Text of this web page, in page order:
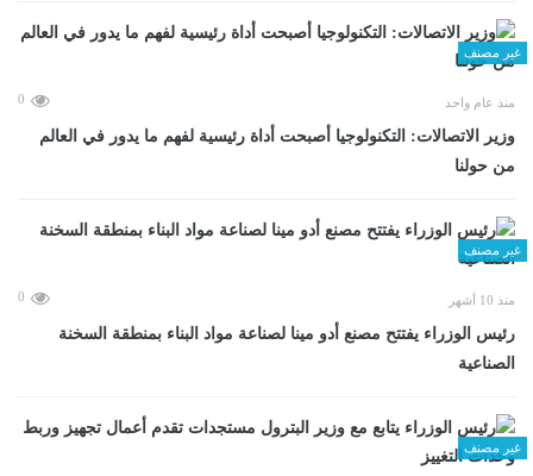
غير مصنف
منذ عام واحد 0
وزير الاتصالات: التكنولوجيا أصبحت أداة رئيسية لفهم ما يدور في العالم
من حولنا
غير مصنف
منذ 10 أشهر 0
رئيس الوزراء يفتتح مصنع أدو مينا لصناعة مواد البناء بمنطقة السخنة
الصناعية
غير مصنف